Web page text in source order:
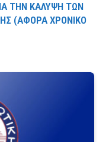
ΤΗΝ ΚΑΛΥΨΗ ΤΩΝ
(ΑΦΟΡΑ ΧΡΟΝΙΚΟ